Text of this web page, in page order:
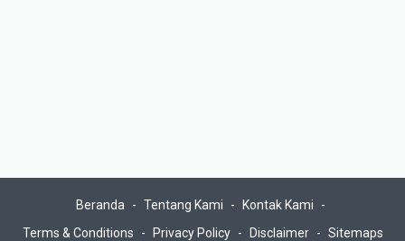
Beranda Tentang Kami
Kontak Kami
Terms & Conditions
Privacy Policy Disclaimer Sitemaps